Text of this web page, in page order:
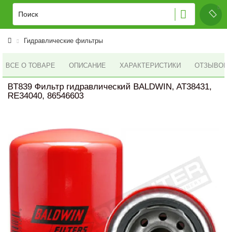
Гидравлические фильтры
ВСЕ О ТОВАРЕ ОПИСАНИЕ ХАРАКТЕРИСТИКИ ОТЗЫВОВ
BT839 Фильтр гидравлический BALDWIN, AT38431,
RE34040, 86546603